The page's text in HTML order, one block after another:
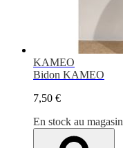
KAMEO
Bidon KAMEO
7,50 €
En stock au magasin